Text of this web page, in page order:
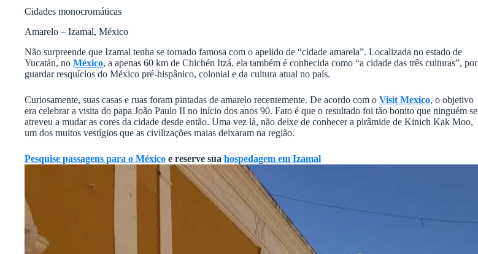
Cidades monocromáticas
Amarelo – Izamal, México
Não surpreende que Izamal tenha se tornado famosa com o apelido de “cidade amarela”. Localizada no estado de
Yucatán, no México, a apenas 60 km de Chichén Itzá, ela também é conhecida como “a cidade das três culturas”, por
guardar resquícios do México pré-hispânico, colonial e da cultura atual no país.
Curiosamente, suas casas e ruas foram pintadas de amarelo recentemente. De acordo com o Visit Mexico, o objetivo
era celebrar a visita do papa João Paulo II no início dos anos 90. Fato é que o resultado foi tão bonito que ninguém se
atreveu a mudar as cores da cidade desde então. Uma vez lá, não deixe de conhecer a pirâmide de Kinich Kak Moo,
um dos muitos vestígios que as civilizações maias deixaram na região.
Pesquise passagens para o México e reserve sua hospedagem em Izamal